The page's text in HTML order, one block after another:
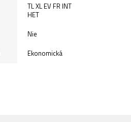
TL XL EV FR INT
HET
Nie
Ekonomická